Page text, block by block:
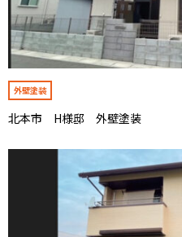
外壁塗装
北本市 H様邸 外壁塗装